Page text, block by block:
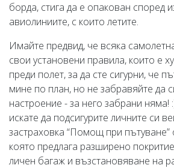
борда, стига да е опакован според
авиолиниите, с които летите.
Имайте предвид, че всяка
свои установени правила, които е
преди полет, за да сте сигурни, че
мине по план, но не забравяйте да
настроение - за него забрани няма!
искате да подсигурите личните си
застраховка “Помощ при пътуване”
която предлага разширено
личен багаж и възстановяване на